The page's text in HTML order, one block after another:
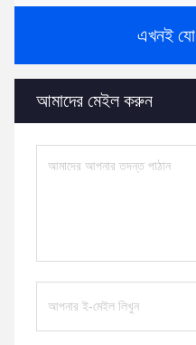
এখনই
আমাদের মেইল ​​করুন